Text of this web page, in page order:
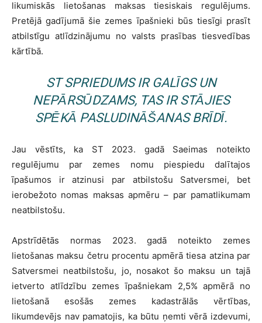
likumiskās lietošanas maksas tiesiskais regulējums.
Pretējā gadījumā šie zemes īpašnieki būs tiesīgi prasīt
atbilstīgu atlīdzinājumu no valsts prasības tiesvedības
kārtībā.
ST SPRIEDUMS IR GALĪGS UN
NEPĀRSŪDZAMS, TAS IR STĀJIES
SPĒKĀ PASLUDINĀŠANAS BRĪDĪ.
Jau vēstīts, ka ST 2023. gadā Saeimas noteikto
regulējumu par zemes nomu piespiedu dalītajos
īpašumos ir atzinusi par atbilstošu Satversmei, bet
ierobežoto nomas maksas apmēru – par pamatlikumam
neatbilstošu.
Apstrīdētās normas 2023. gadā noteikto zemes
lietošanas maksu četru procentu apmērā tiesa atzina par
Satversmei neatbilstošu, jo, nosakot šo maksu un tajā
ietverto atlīdzību zemes īpašniekam 2,5% apmērā no
lietošanā esošās zemes kadastrālās vērtības,
likumdevējs nav pamatojis, ka būtu ņemti vērā izdevumi,